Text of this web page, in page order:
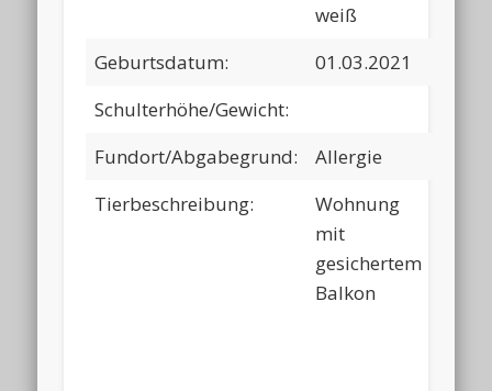
weiß
Geburtsdatum:
01.03.2021
Schulterhöhe/Gewicht:
Fundort/Abgabegrund:
Allergie
Tierbeschreibung:
Wohnung
mit
gesichertem
Balkon